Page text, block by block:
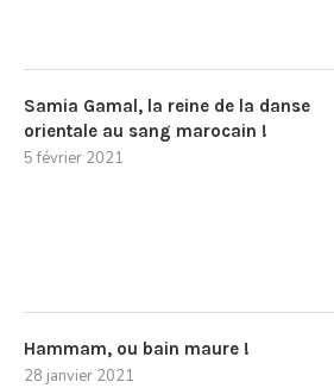
Samia Gamal, la reine de la danse
orientale au sang marocain !
5 février 2021
Hammam, ou bain maure !
28 janvier 2021